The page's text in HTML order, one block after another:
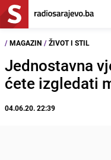
/ MAGAZIN / ŽIVOT I STIL
Jednostavna
ćete izgledati
04.06.20. 22:39